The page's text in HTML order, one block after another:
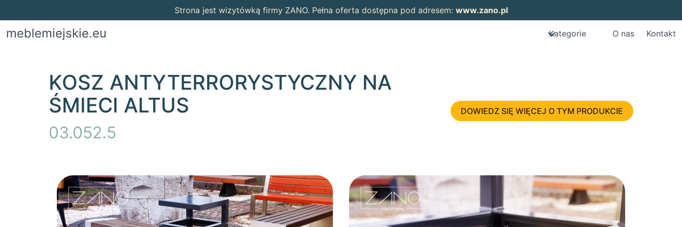
Strona jest wizytówką firmy ZANO. Pełna oferta dostępna pod adresem: www.zano.pl
meblemiejskie.eu Kategorie O nas Kontakt
KOSZ ANTYTERRORYSTYCZNY NA
ŚMIECI ALTUS
03.052.5
DOWIEDZ SIĘ WIĘCEJ O TYM PRODUKCIE